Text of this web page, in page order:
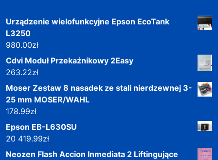
Urządzenie wielofunkcyjne Epson EcoTank
L3250
980.00zł
Cdvi Moduł Przekaźnikowy 2Easy
263.22zł
Moser Zestaw 8 nasadek ze stali nierdzewnej 3-
25 mm MOSER/WAHL
178.99zł
Epson EB-L630SU
20 419.99zł
Neozen Flash Accion Inmediata 2 Liftingujące